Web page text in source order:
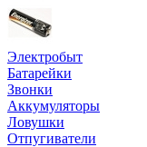
Электробыт
Батарейки
Звонки
Аккумуляторы
Ловушки
Отпугиватели